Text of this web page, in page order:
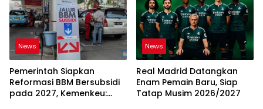
News
Pemerintah Siapkan
Reformasi BBM Bersubsidi
pada 2027, Kemenkeu:
News
Real Madrid Datangkan
Enam Pemain Baru, Siap
Tatap Musim 2026/2027